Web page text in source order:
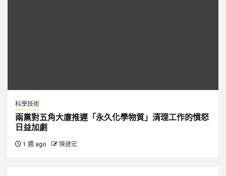
科學技術
兩黨對五角大廈推遲「永久化學物質」清理工作的憤怒
日益加劇
1 週 ago 陳建宏